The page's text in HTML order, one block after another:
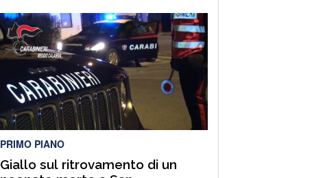
PRIMO PIANO
Giallo sul ritrovamento di un